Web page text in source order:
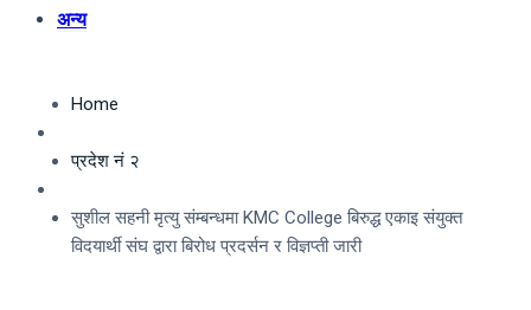
अन्य
Home
प्रदेश नं २
सुशील सहनी मृत्यु संम्बन्धमा KMC College बिरुद्ध एकाइ संयुक्त
विदयार्थी संघ द्वारा बिरोध प्रदर्सन र विज्ञप्ती जारी